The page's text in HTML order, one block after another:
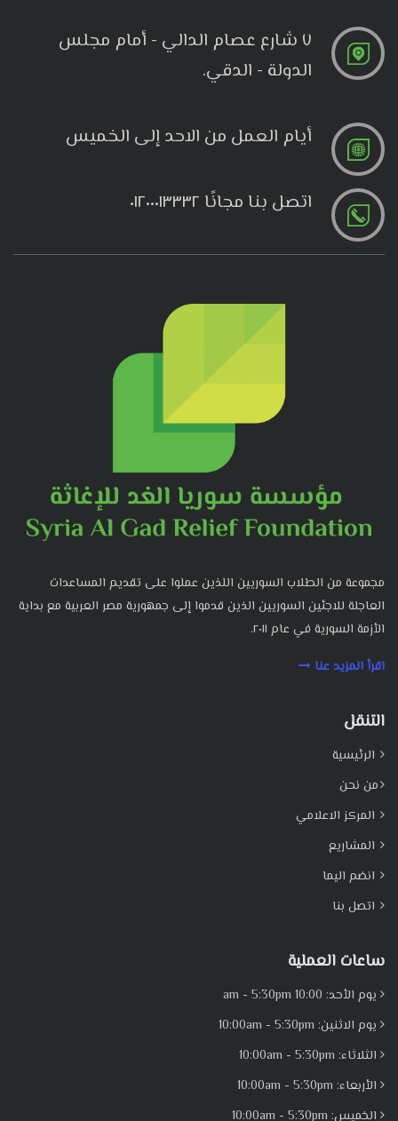
٧ شارع عصام الدالي - أمام مجلس
الدولة - الدقي.
أيام العمل من الاحد إلى الخميس
اتصل بنا مجانًا ٠١٢٠٠٠١٣٣٣٢
مجموعة من الطلاب السوريين اللذين عملوا على تقديم المساعدات
العاجلة للاجئين السوريين الذين قدموا إلى جمهورية مصر العربية مع بداية
الأزمة السورية في عام ٢٠١١.
اقرأ المزيد عنا
التنقل
الرئيسية
من نحن
المركز الاعلامي
المشاريع
انضم اليما
اتصل بنا
ساعات العملية
يوم الأحد: 10:00 am - 5:30pm
يوم الاثنين: 10:00am - 5:30pm
الثلاثاء: 10:00am - 5:30pm
الأربعاء: 10:00am - 5:30pm
الخميس: 10:00am - 5:30pm